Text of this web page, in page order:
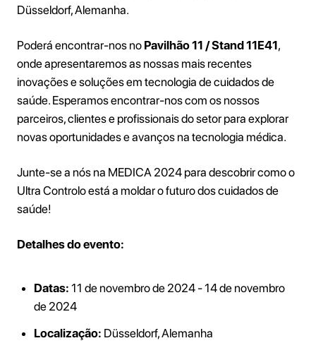
Düsseldorf, Alemanha.
Poderá encontrar-nos no Pavilhão 11 / Stand 11E41,
onde apresentaremos as nossas mais recentes
inovações e soluções em tecnologia de cuidados de
saúde. Esperamos encontrar-nos com os nossos
parceiros, clientes e profissionais do setor para explorar
novas oportunidades e avanços na tecnologia médica.
Junte-se a nós na MEDICA 2024 para descobrir como o
Ultra Controlo está a moldar o futuro dos cuidados de
saúde!
Detalhes do evento:
Datas: 11 de novembro de 2024 - 14 de novembro
de 2024
Localização: Düsseldorf, Alemanha